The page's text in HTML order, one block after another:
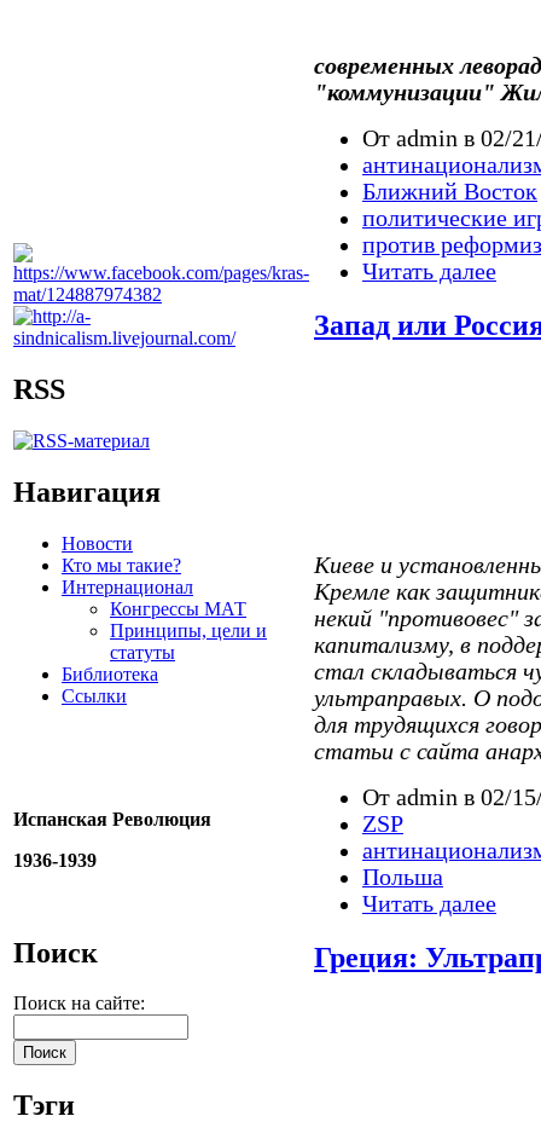
RSS
Навигация
Новости
Кто мы такие?
Интернационал
Конгрессы МАТ
Принципы, цели и
статуты
Библиотека
Ссылки
Испанская Революция
1936-1939
Поиск
Поиск на сайте:
Тэги
современных
"коммунизации"
От admin в 02/
Ближний Восток
политические
против
Читать далее
Запад или
Киеве и
Кремле как
некий "противовес"
капитализму, в
стал складываться
ультраправых. О
для трудящихся
статьи с сайта
От admin в 02/
ZSP
Польша
Читать далее
Греция: